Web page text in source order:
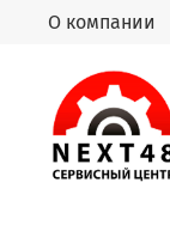
О компании